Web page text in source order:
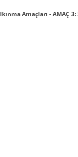
Amaçları - AMAÇ 3: